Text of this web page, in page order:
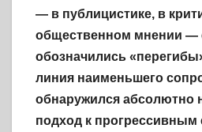
— в публицистике, в
общественном мнении —
обозначились
линия наименьшего
обнаружился абсолютно
подход к прогрессивным